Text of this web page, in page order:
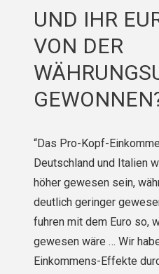
UND IHR
VON DER
“Das Pro-Kopf-
Deutschland und Italien
höher gewesen sein,
deutlich geringer
fuhren mit dem Euro so,
gewesen wäre … Wir
Einkommens-Effekte